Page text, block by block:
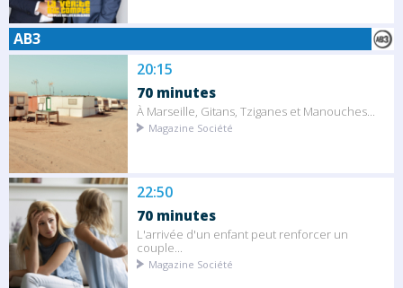
AB3
20:15
70 minutes
À Marseille, Gitans, Tziganes et Manouches...
Magazine Société
22:50
70 minutes
L'arrivée d'un enfant peut renforcer un
couple...
Magazine Société